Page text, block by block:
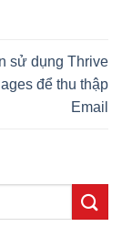
sử dụng Thrive
để thu thập
Email